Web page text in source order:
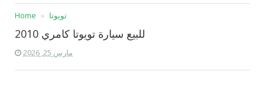
Home تويوتا
للبيع سيارة تويوتا كامري 2010
مارس 25, 2026